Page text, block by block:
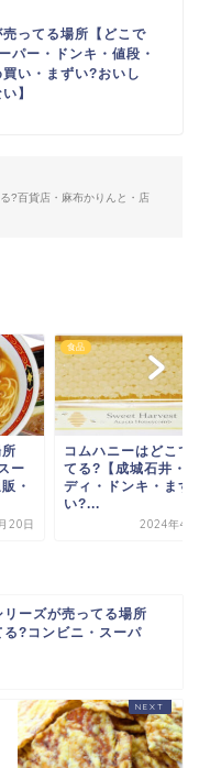
ってる場所【どこで
パー・ドンキ・値段・
い・まずい?おいし
】
?百貨店・麻布かりんと・店
ー
・
20日
食品
コムハニーはどこで
てる?【成城石井・
ディ・ドンキ・まず
い?...
2024年4
リーズが売ってる場所
る?コンビニ・スーパ